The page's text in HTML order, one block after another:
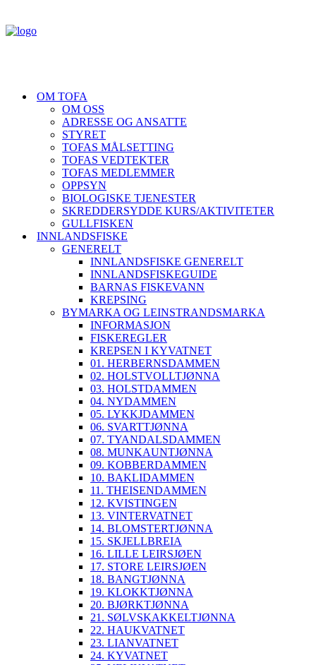
OM TOFA
OM OSS
ADRESSE OG ANSATTE
STYRET
TOFAS MÅLSETTING
TOFAS VEDTEKTER
TOFAS MEDLEMMER
OPPSYN
BIOLOGISKE TJENESTER
SKREDDERSYDDE KURS/AKTIVITETER
GULLFISKEN
INNLANDSFISKE
GENERELT
INNLANDSFISKE GENERELT
INNLANDSFISKEGUIDE
BARNAS FISKEVANN
KREPSING
BYMARKA OG LEINSTRANDSMARKA
INFORMASJON
FISKEREGLER
KREPSEN I KYVATNET
01. HERBERNSDAMMEN
02. HOLSTVOLLTJØNNA
03. HOLSTDAMMEN
04. NYDAMMEN
05. LYKKJDAMMEN
06. SVARTTJØNNA
07. TYANDALSDAMMEN
08. MUNKAUNTJØNNA
09. KOBBERDAMMEN
10. BAKLIDAMMEN
11. THEISENDAMMEN
12. KVISTINGEN
13. VINTERVATNET
14. BLOMSTERTJØNNA
15. SKJELLBREIA
16. LILLE LEIRSJØEN
17. STORE LEIRSJØEN
18. BANGTJØNNA
19. KLOKKTJØNNA
20. BJØRKTJØNNA
21. SØLVSKAKKELTJØNNA
22. HAUKVATNET
23. LIANVATNET
24. KYVATNET